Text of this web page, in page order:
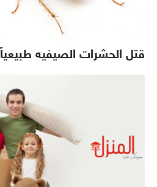
قتل الحشرات الصيفيه طبيعياً